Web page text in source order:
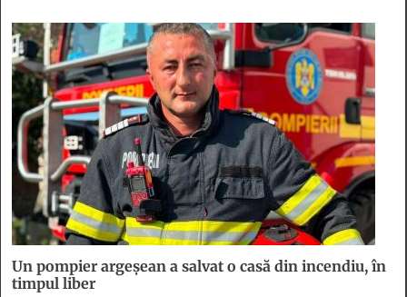
Un pompier argeșean a salvat o casă din incendiu, în
timpul liber
Plt. adj. șef Adrian Cîndea, de la Detașamentul de Pompieri
Câmpulung, a demonstrat că spiritul de salvator nu ține cont […]
Citește!